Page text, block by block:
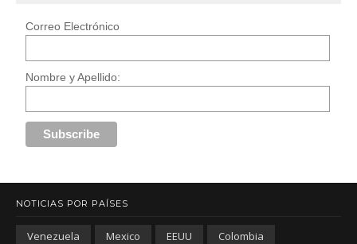
Correo Electrónico
Nombre y Apellido:
NOTICIAS POR PAÍSES
Venezuela Mexico EEUU
Colombia